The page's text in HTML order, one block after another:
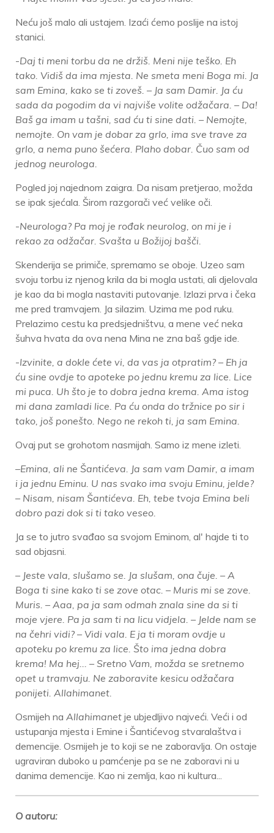
Neću još malo ali ustajem. Izaći ćemo poslije na istoj
stanici.
-Daj ti meni torbu da ne držiš. Meni nije teško. Eh
tako. Vidiš da ima mjesta. Ne smeta meni Boga mi. Ja
sam Emina, kako se ti zoveš. – Ja sam Damir. Ja ću
sada da pogodim da vi najviše volite odžačara. – Da!
Baš ga imam u tašni, sad ću ti sine dati. – Nemojte,
nemojte. On vam je dobar za grlo, ima sve trave za
grlo, a nema puno šećera. Plaho dobar. Čuo sam od
jednog neurologa.
Pogled joj najednom zaigra. Da nisam pretjerao, možda
se ipak sjećala. Širom razgorači već velike oči.
-Neurologa? Pa moj je rođak neurolog, on mi je i
rekao za odžačar. Svašta u Božijoj bašči.
Skenderija se primiče, spremamo se oboje. Uzeo sam
svoju torbu iz njenog krila da bi mogla ustati, ali djelovala
je kao da bi mogla nastaviti putovanje. Izlazi prva i čeka
me pred tramvajem. Ja silazim. Uzima me pod ruku.
Prelazimo cestu ka predsjedništvu, a mene već neka
šuhva hvata da ova nena Mina ne zna baš gdje ide.
-Izvinite, a dokle ćete vi, da vas ja otpratim? – Eh ja
ću sine ovdje to apoteke po jednu kremu za lice. Lice
mi puca. Uh što je to dobra jedna krema. Ama istog
mi dana zamladi lice. Pa ću onda do tržnice po sir i
tako, još ponešto. Nego ne rekoh ti, ja sam Emina.
Ovaj put se grohotom nasmijah. Samo iz mene izleti.
–Emina, ali ne Šantićeva. Ja sam vam Damir, a imam
i ja jednu Eminu. U nas svako ima svoju Eminu, jelde?
– Nisam, nisam Šantićeva. Eh, tebe tvoja Emina beli
dobro pazi dok si ti tako veseo.
Ja se to jutro svađao sa svojom Eminom, al' hajde ti to
sad objasni.
– Jeste vala, slušamo se. Ja slušam, ona čuje. – A
Boga ti sine kako ti se zove otac. – Muris mi se zove.
Muris. – Aaa, pa ja sam odmah znala sine da si ti
moje vjere. Pa ja sam ti na licu vidjela. – Jelde nam se
na čehri vidi? – Vidi vala. E ja ti moram ovdje u
apoteku po kremu za lice. Što ima jedna dobra
krema! Ma hej... – Sretno Vam, možda se sretnemo
opet u tramvaju. Ne zaboravite kesicu odžačara
ponijeti. Allahimanet.
Osmijeh na Allahimanet je ubjedljivo najveći. Veći i od
ustupanja mjesta i Emine i Šantićevog stvaralaštva i
demencije. Osmijeh je to koji se ne zaboravlja. On ostaje
ugraviran duboko u pamćenje pa se ne zaboravi ni u
danima demencije. Kao ni zemlja, kao ni kultura...
O autoru: